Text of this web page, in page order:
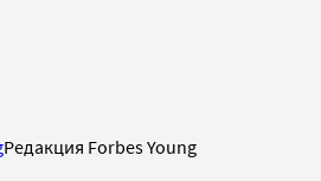
Редакция Forbes Young